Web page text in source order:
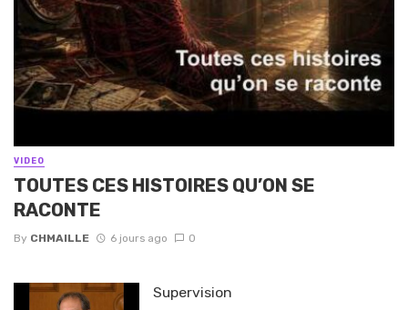
VIDEO
TOUTES CES HISTOIRES QU’ON SE
RACONTE
By CHMAILLE 6 jours ago 0
Supervision